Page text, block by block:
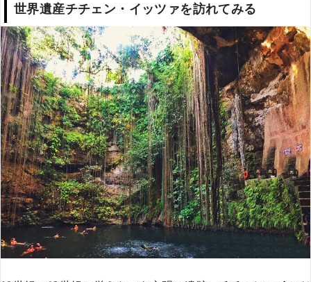
世界遺産チチェン・イッツァを訪れてみる